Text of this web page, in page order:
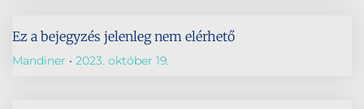
Ez a bejegyzés jelenleg nem elérhető
Mandiner 2023. október 19.